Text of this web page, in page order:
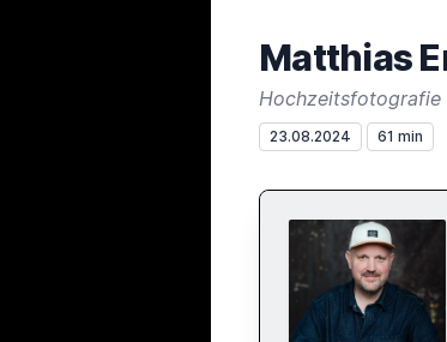
Matthias
Hochzeitsfotografie
23.08.2024 61 min